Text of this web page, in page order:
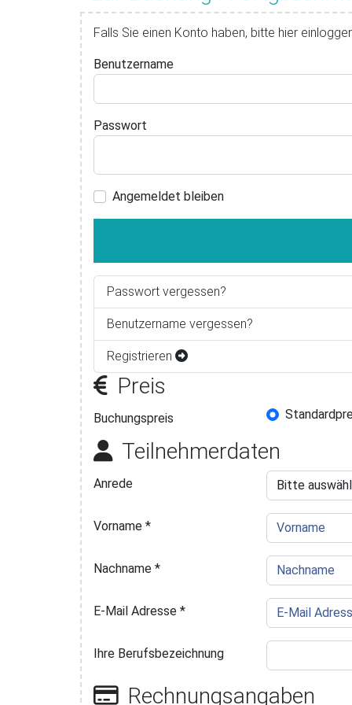
Falls Sie einen Konto haben, bitte hier
Benutzername
Passwort
Angemeldet bleiben
Passwort vergessen?
Benutzername vergessen?
Registrieren
Preis
Buchungspreis
Teilnehmerdaten
Anrede
Vorname *
Nachname *
E-Mail Adresse *
Ihre Berufsbezeichnung
Rechnungsangaben